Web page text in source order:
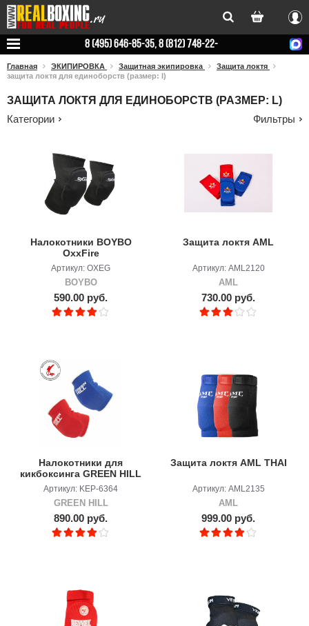
Вход
8 (495) 646-85-35, 8 (812) 748-22-
Главная ЭКИПИРОВКА Защитная экипировка
Защита локтя
защита локтя для единоборств (размер: l)
ЗАЩИТА ЛОКТЯ ДЛЯ ЕДИНОБОРСТВ (РАЗМЕР: L)
Категории
Фильтры
Налокотники BOYBO
OxxFire
Артикул: OXEG
BOYBO
590.00 руб.
Защита локтя AML
Артикул: AML2120
AML
730.00 руб.
Налокотники для
кикбоксинга GREEN HILL
двухсторонние
Артикул: KEP-6364
GREEN HILL
890.00 руб.
Защита локтя AML THAI
Артикул: AML2135
AML
999.00 руб.